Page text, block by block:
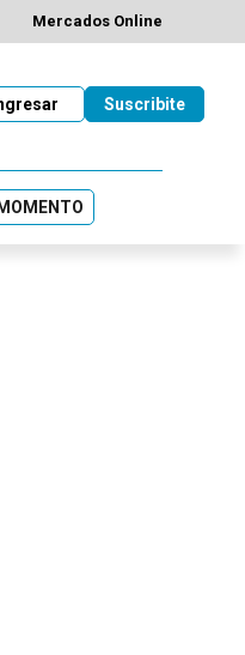
Mercados Online
Suscribite